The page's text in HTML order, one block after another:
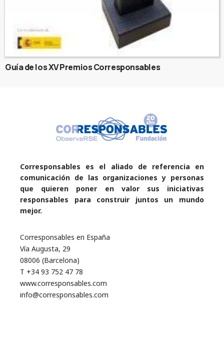
Guía de los XV Premios Corresponsables
Corresponsables es el aliado de referencia en
comunicación de las organizaciones y personas
que quieren poner en valor sus iniciativas
responsables para construir juntos un mundo
mejor.
Corresponsables en España
Vía Augusta, 29
08006 (Barcelona)
T +34 93 752 47 78
www.corresponsables.com
info@corresponsables.com